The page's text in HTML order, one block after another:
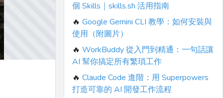
個 Skills｜skills.sh 活用指南
🔥 Google Gemini CLI 教學：如何安裝與
使用（附圖片）
🔥 WorkBuddy 從入門到精通：一句話讓
AI 幫你搞定所有繁瑣工作
🔥 Claude Code 進階：用 Superpowers
打造可靠的 AI 開發工作流程